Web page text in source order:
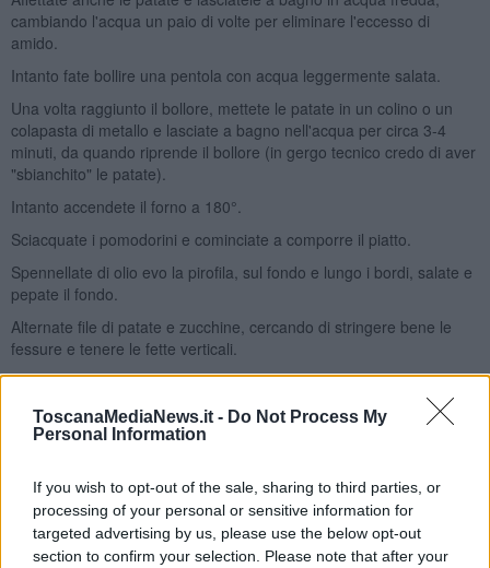
ToscanaMediaNews.it - Do Not Process My
Personal Information
If you wish to opt-out of the sale, sharing to third parties, or
processing of your personal or sensitive information for
targeted advertising by us, please use the below opt-out
section to confirm your selection. Please note that after your
cambiando l'acqua un paio di volte per eliminare l'eccesso di
amido.
Intanto fate bollire una pentola con acqua leggermente salata.
Una volta raggiunto il bollore, mettete le patate in un colino o un
colapasta di metallo e lasciate a bagno nell'acqua per circa 3-4
minuti, da quando riprende il bollore (in gergo tecnico credo di aver
"sbianchito" le patate).
Intanto accendete il forno a 180°.
Sciacquate i pomodorini e cominciate a comporre il piatto.
Spennellate di olio evo la pirofila, sul fondo e lungo i bordi, salate e
pepate il fondo.
Alternate file di patate e zucchine, cercando di stringere bene le
fessure e tenere le fette verticali.
Una volta riempita la teglia, cospargete la superficie di aglio a
Salate e pepate in superficie e versate poco vino bianco, facendolo
Infine condite con un filo di olio evo e informate per circa 40 minuti,
finché i pomodorini non saranno leggermente appassiti e le verdure
cotte.